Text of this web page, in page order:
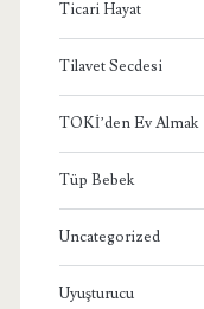
Ticari Hayat
Tilavet Secdesi
TOKİ’den Ev Almak
Tüp Bebek
Uncategorized
Uyuşturucu